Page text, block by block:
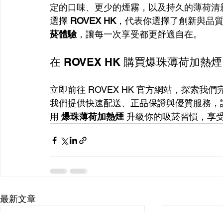
定的口味、更少的煙霧，以及持久的薄荷清
選擇 ROVEX HK，代表你選擇了創新與品
菸體驗，讓每一次享受都更舒適自在。
在 ROVEX HK 購買爆珠薄荷加熱煙
立即前往 ROVEX HK 官方網站，探索我們
我們提供快速配送、正品保證與優質服務
用 爆珠薄荷加熱煙 升級你的吸菸習慣，享
最新文章